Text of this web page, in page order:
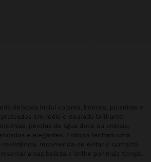
delicada inclui colares, brincos, pulseiras e
em ródio e dourado brilhante.
pérolas de água doce ou cristais,
e elegantes. Embora tenham uma
resistência, recomenda-se evitar o contacto
a sua beleza e brilho por mais tempo.